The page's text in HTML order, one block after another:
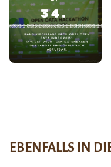
EBENFALLS IN